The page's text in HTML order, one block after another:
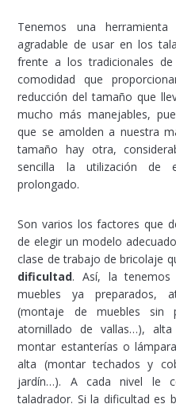
Tenemos una
agradable de usar en los
frente a los tradicionales
comodidad que
reducción del tamaño que
mucho más manejables,
que se amolden a nuestra
tamaño hay otra,
sencilla la utilización de
prolongado.
Son varios los factores que
de elegir un modelo
clase de trabajo de bricolaje
dificultad. Así, la tenemos
muebles ya preparados,
(montaje de muebles sin
atornillado de vallas…),
montar estanterías o
alta (montar techados y
jardín…). A cada nivel le
taladrador. Si la dificultad es